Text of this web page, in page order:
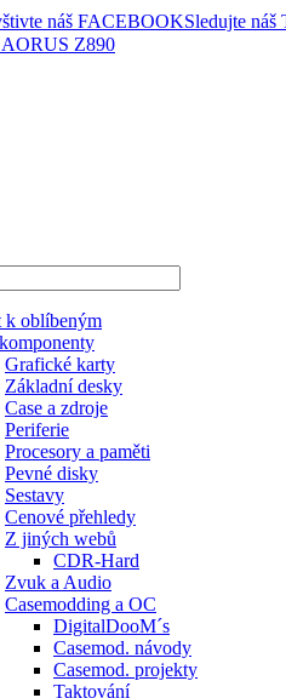
náš FACEBOOKSledujte
k oblíbeným
Grafické karty
Základní desky
Case a zdroje
Periferie
Procesory a paměti
Pevné disky
Sestavy
Cenové přehledy
Z jiných webů
CDR-Hard
Zvuk a Audio
Casemodding a OC
DigitalDooM´s
Casemod. návody
Casemod. projekty
Taktování